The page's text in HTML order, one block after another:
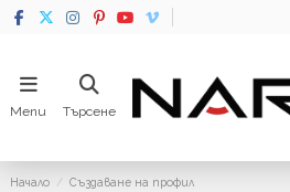
Menu Търсене
Начало Създаване на профил